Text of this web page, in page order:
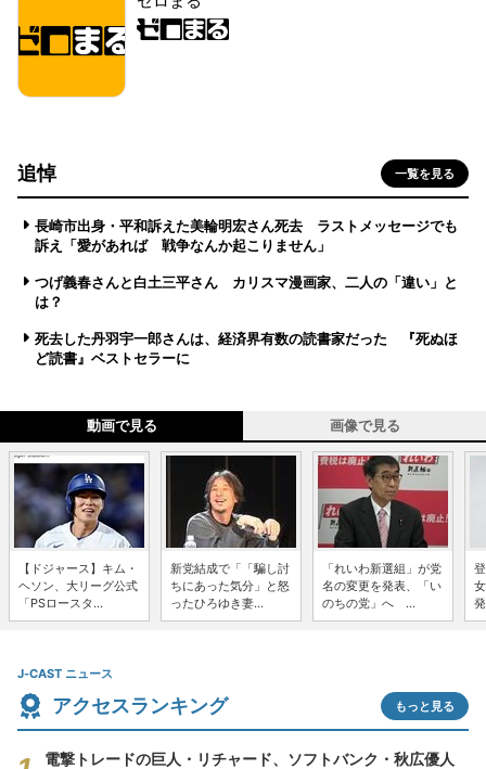
追悼 一覧を見る
長崎市出身・平和訴えた美輪明宏さん死去 ラストメッセージでも
訴え「愛があれば 戦争なんか起こりません」
つげ義春さんと白土三平さん カリスマ漫画家、二人の「違い」と
は？
死去した丹羽宇一郎さんは、経済界有数の読書家だった 『死ぬほ
ど読書』ベストセラーに
動画で見る 画像で見る
【ドジャース】キム・
ヘソン、大リーグ公式
「PSロースタ...
新党結成で「「騙し討
ちにあった気分」と怒
ったひろゆき妻...
「れいわ新選組」が党
名の変更を発表、「い
のちの党」へ ...
J-CAST ニュース
アクセスランキング もっと見る
電撃トレードの巨人・リチャード、ソフトバンク・秋広優人